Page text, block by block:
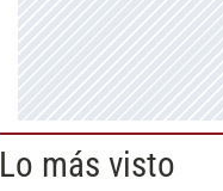
Lo más visto